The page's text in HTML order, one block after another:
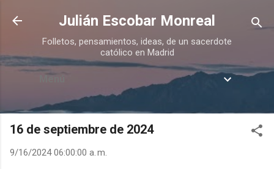
Ir al contenido principal
Julián Escobar Monreal
Folletos, pensamientos, ideas, de un sacerdote
católico en Madrid
Menú
16 de septiembre de 2024
9/16/2024 06:00:00 a. m.